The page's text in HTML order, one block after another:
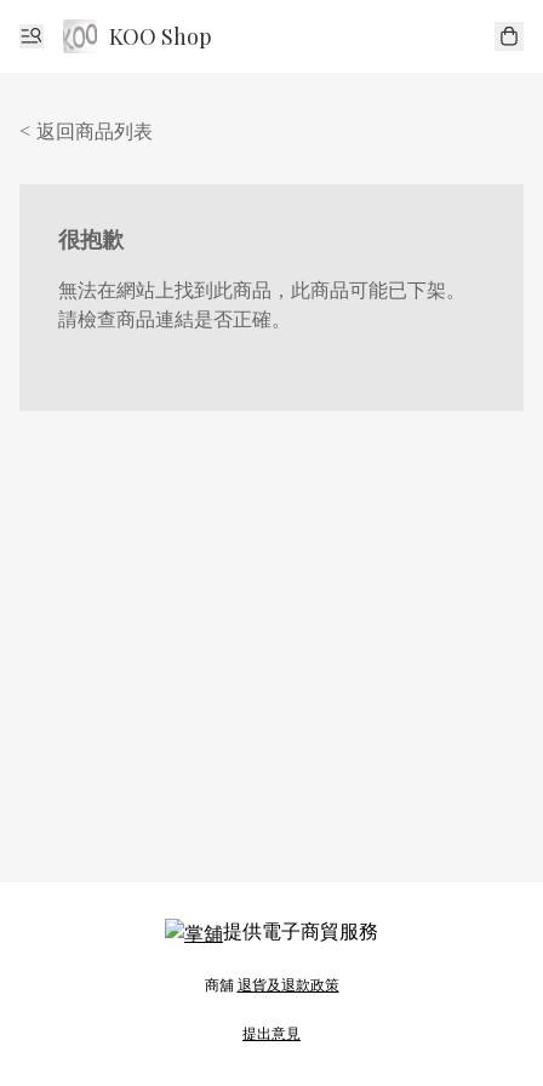
KOO Shop
< 返回商品列表
很抱歉
無法在網站上找到此商品，此商品可能已下架。
請檢查商品連結是否正確。
提供電子商貿服務
商舖退貨及退款政策
提出意見